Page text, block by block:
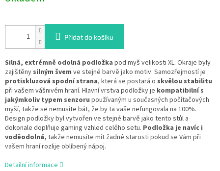
Přidat do košíku
Silná, extrémně odolná podložka pod myš velikosti XL. Okraje byly
zajištěny silným švem ve stejné barvě jako motiv. Samozřejmostí je
protiskluzová spodní strana, která se postará o skvělou stabilitu
při vašem vášnivém hraní. Hlavní vrstva podložky je kompatibilní s
jakýmkoliv typem senzoru používaným u současných počítačových
myší, takže se nemusíte bát, že by ta vaše nefungovala na 100%.
Design podložky byl vytvořen ve stejné barvě jako tento stůl a
dokonale doplňuje gaming vzhled celého setu. Podložka je navíc i
voděodolná, takže nemusíte mít žadné starosti pokud se Vám při
vašem hraní rozlije oblíbený nápoj.
Detailní informace